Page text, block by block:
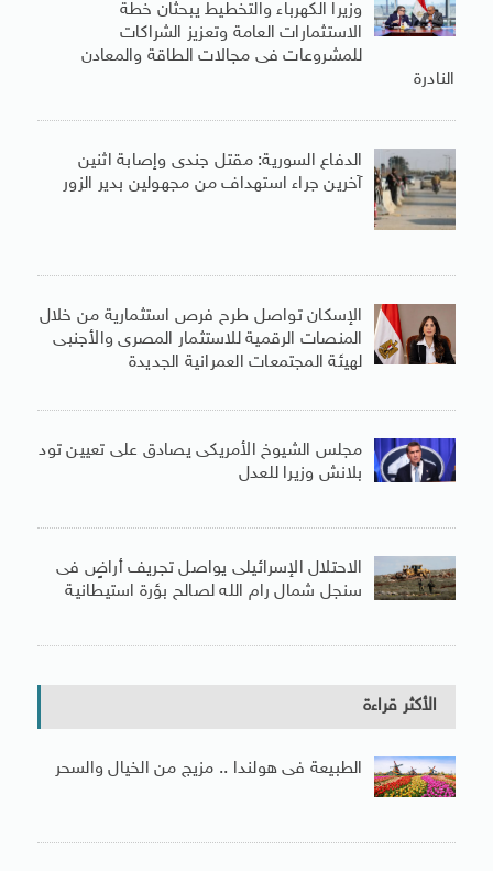
وزيرا الكهرباء والتخطيط يبحثان خطة
الاستثمارات العامة وتعزيز الشراكات
للمشروعات فى مجالات الطاقة والمعادن
النادرة
الدفاع السورية: مقتل جندى وإصابة اثنين
آخرين جراء استهداف من مجهولين بدير الزور
الإسكان تواصل طرح فرص استثمارية من خلال
المنصات الرقمية للاستثمار المصرى والأجنبى
لهيئة المجتمعات العمرانية الجديدة
مجلس الشيوخ الأمريكى يصادق على تعيين تود
بلانش وزيرا للعدل
الاحتلال الإسرائيلى يواصل تجريف أراضٍ فى
سنجل شمال رام الله لصالح بؤرة استيطانية
الأكثر قراءة
الطبيعة فى هولندا .. مزيج من الخيال والسحر